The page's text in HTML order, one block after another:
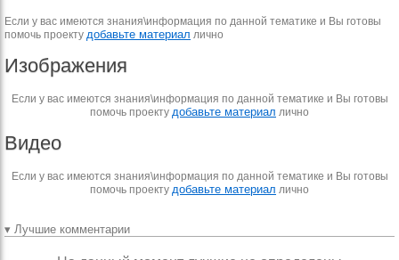
Если у вас имеются знания\информация по данной тематике и Вы готовы
помочь проекту добавьте материал лично
Изображения
Если у вас имеются знания\информация по данной тематике и Вы готовы
помочь проекту добавьте материал лично
Видео
Если у вас имеются знания\информация по данной тематике и Вы готовы
помочь проекту добавьте материал лично
▾ Лучшие комментарии